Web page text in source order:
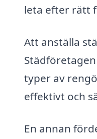
leta efter rätt
Att anställa
typer av
effektivt och
En annan